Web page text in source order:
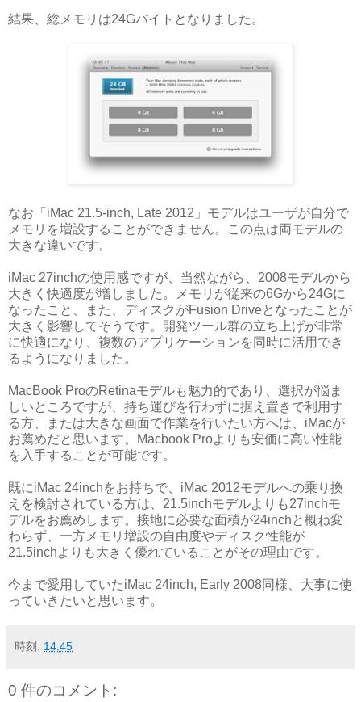
結果、総メモリは24Gバイトとなりました。
なお「iMac 21.5-inch, Late 2012」モデルはユーザが自分で
メモリを増設することができません。この点は両モデルの
大きな違いです。
iMac 27inchの使用感ですが、当然ながら、2008モデルから
大きく快適度が増しました。メモリが従来の6Gから24Gに
なったこと、また、ディスクがFusion Driveとなったことが
大きく影響してそうです。開発ツール群の立ち上げが非常
に快適になり、複数のアプリケーションを同時に活用でき
るようになりました。
MacBook ProのRetinaモデルも魅力的であり、選択が悩ま
しいところですが、持ち運びを行わずに据え置きで利用す
る方、または大きな画面で作業を行いたい方へは、iMacが
お薦めだと思います。Macbook Proよりも安価に高い性能
を入手することが可能です。
既にiMac 24inchをお持ちで、iMac 2012モデルへの乗り換
えを検討されている方は、21.5inchモデルよりも27inchモ
デルをお薦めします。接地に必要な面積が24inchと概ね変
わらず、一方メモリ増設の自由度やディスク性能が
21.5inchよりも大きく優れていることがその理由です。
今まで愛用していたiMac 24inch, Early 2008同様、大事に使
っていきたいと思います。
時刻: 14:45
0 件のコメント: